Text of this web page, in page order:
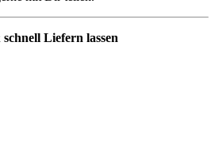
Liefern lassen